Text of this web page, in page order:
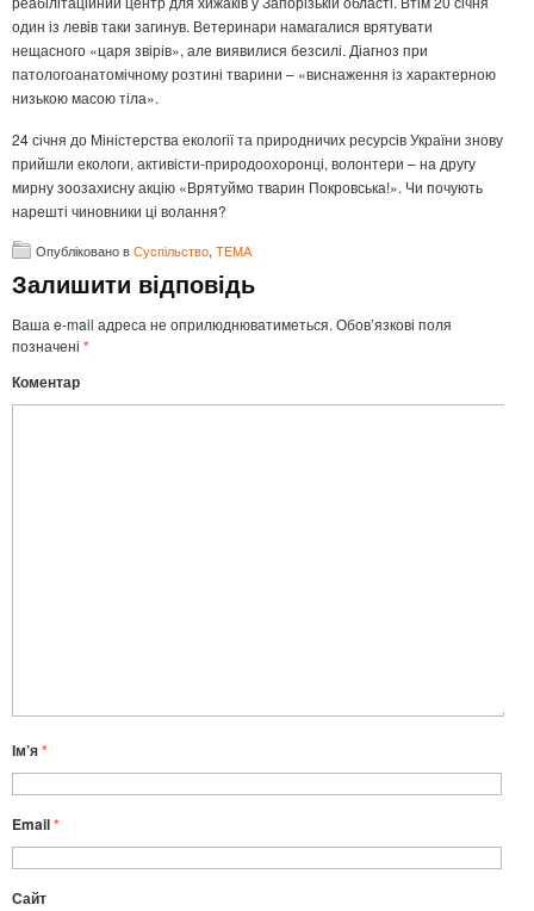
один із левів таки загинув. Ветеринари намагалися врятувати
нещасного «царя звірів», але виявилися безсилі. Діагноз при
патологоанатомічному розтині тварини – «виснаження із характерною
низькою масою тіла».
24 січня до Міністерства екології та природничих ресурсів України знову
прийшли екологи, активісти-природоохоронці, волонтери – на другу
мирну зоозахисну акцію «Врятуймо тварин Покровська!». Чи почують
нарешті чиновники ці волання?
Опубліковано вСуспільство, ТЕМА
Залишити відповідь
Ваша e-mail адреса не оприлюднюватиметься. Обов’язкові поля
позначені *
Коментар
Ім’я*
Email*
Сайт